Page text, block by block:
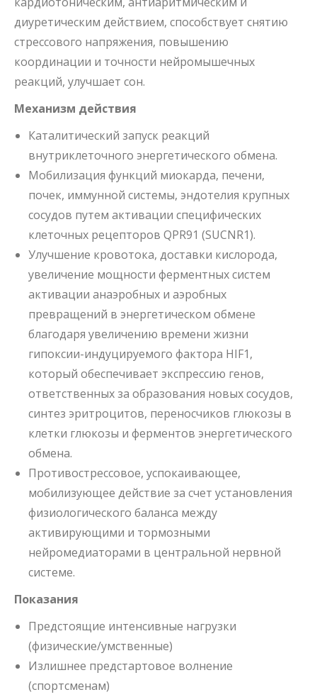
диуретическим действием, способствует снятию
стрессового напряжения, повышению
координации и точности нейромышечных
реакций, улучшает сон.
Механизм действия
Каталитический запуск реакций
внутриклеточного энергетического обмена.
Мобилизация функций миокарда, печени,
почек, иммунной системы, эндотелия крупных
сосудов путем активации специфических
клеточных рецепторов QPR91 (SUCNR1).
Улучшение кровотока, доставки кислорода,
увеличение мощности ферментных систем
активации анаэробных и аэробных
превращений в энергетическом обмене
благодаря увеличению времени жизни
гипоксии-индуцируемого фактора HIF1,
который обеспечивает экспрессию генов,
ответственных за образования новых сосудов,
синтез эритроцитов, переносчиков глюкозы в
клетки глюкозы и ферментов энергетического
обмена.
Противострессовое, успокаивающее,
мобилизующее действие за счет установления
физиологического баланса между
активирующими и тормозными
нейромедиаторами в центральной нервной
системе.
Показания
Предстоящие интенсивные нагрузки
(физические/умственные)
Излишнее предстартовое волнение
(спортсменам)